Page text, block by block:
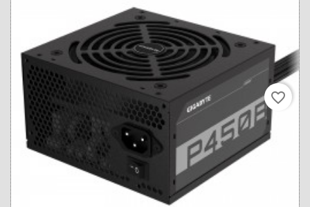
favorite_border